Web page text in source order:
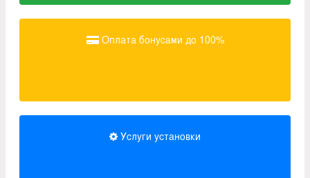
Оплата бонусами до 100%
Услуги установки